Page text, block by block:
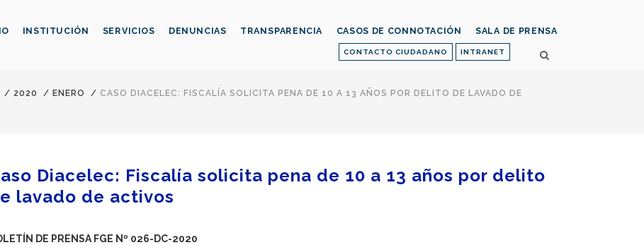
CONTACTO CIUDADANO INTRANET
INSTITUCIÓN SERVICIOS DENUNCIAS TRANSPARENCIA CASOS DE CONNOTACIÓN SALA DE PRENSA
/ 2020 / ENERO / CASO DIACELEC: FISCALÍA SOLICITA PENA DE 10 A 13 AÑOS POR DELITO DE LAVADO DE
Diacelec: Fiscalía solicita pena de 10 a 13 años por delito
lavado de activos
DE PRENSA FGE Nº 026-DC-2020